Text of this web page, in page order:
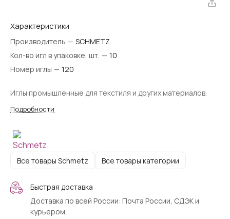
Характеристики
Производитель — SCHMETZ
Кол-во игл в упаковке, шт. — 10
Номер иглы — 120
Иглы промышленные для текстиля и других материалов.
Подробности
Все товары Schmetz Все товары категории
Быстрая доставка
Доставка по всей России: Почта России, СДЭК и
курьером.